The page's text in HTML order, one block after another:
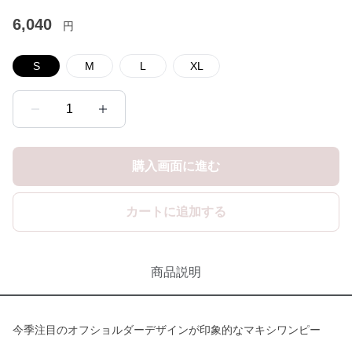
6,040 円
S M L XL
1
購入画面に進む
カートに追加する
商品説明
今季注目のオフショルダーデザインが印象的なマキシワンピー